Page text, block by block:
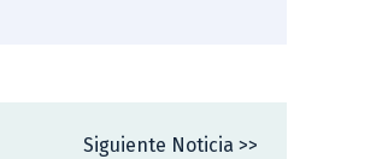
Siguiente Noticia >>